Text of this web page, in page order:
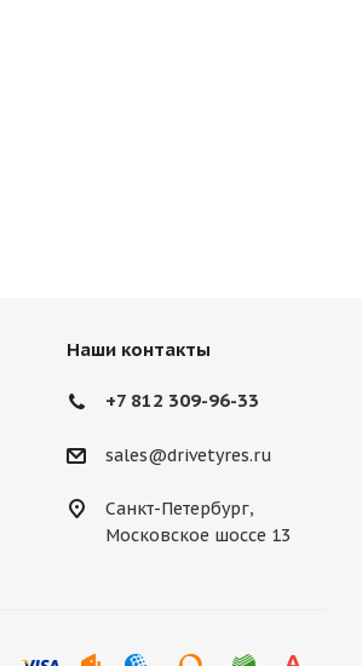
Наши контакты
+7 812 309-96-33
sales@drivetyres.ru
Санкт-Петербург,
Московское шоссе 13